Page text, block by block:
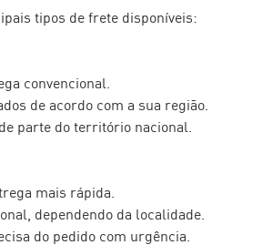
tipos de frete disponíveis:
convencional.
de acordo com a sua região.
parte do território nacional.
mais rápida.
dependendo da localidade.
do pedido com urgência.